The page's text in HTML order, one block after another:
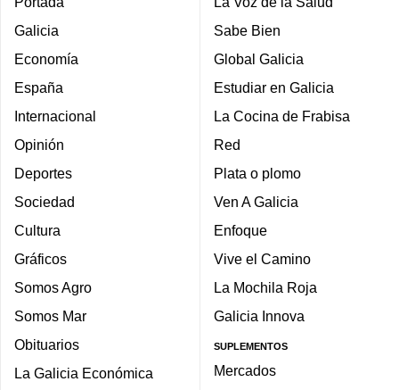
Galicia
Economía
España
Internacional
Opinión
Deportes
Sociedad
Cultura
Gráficos
Somos Agro
Somos Mar
Obituarios
La Galicia Económica
Sabe Bien
Global Galicia
Estudiar en Galicia
La Cocina de Frabisa
Red
Plata o plomo
Ven A Galicia
Enfoque
Vive el Camino
La Mochila Roja
Galicia Innova
SUPLEMENTOS
Mercados